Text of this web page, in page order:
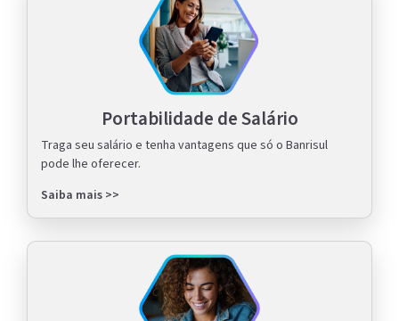
Portabilidade de Salário
Traga seu salário e tenha vantagens que só o Banrisul
pode lhe oferecer.
Saiba mais >>